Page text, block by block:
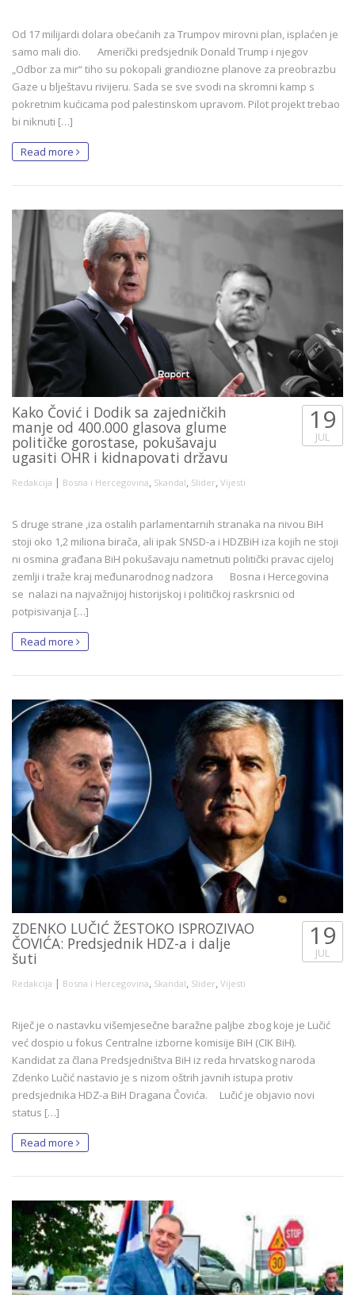
Od 17 milijardi dolara obećanih za Trumpov mirovni plan, isplaćen je
samo mali dio. Američki predsjednik Donald Trump i njegov
„Odbor za mir“ tiho su pokopali grandiozne planove za preobrazbu
Gaze u blještavu rivijeru. Sada se sve svodi na skromni kamp s
pokretnim kućicama pod palestinskom upravom. Pilot projekt trebao
bi niknuti […]
Read more
Kako Čović i Dodik sa zajedničkih
manje od 400.000 glasova glume
političke gorostase, pokušavaju
ugasiti OHR i kidnapovati državu
Redakcija | Bosna i Hercegovina, Skandal, Slider, Vijesti
19
JUL
S druge strane ,iza ostalih parlamentarnih stranaka na nivou BiH
stoji oko 1,2 miliona birača, ali ipak SNSD-a i HDZBiH iza kojih ne stoji
ni osmina građana BiH pokušavaju nametnuti politički pravac cijeloj
zemlji i traže kraj međunarodnog nadzora Bosna i Hercegovina
se nalazi na najvažnijoj historijskoj i političkoj raskrsnici od
potpisivanja […]
Read more
ZDENKO LUČIĆ ŽESTOKO ISPROZIVAO
ČOVIĆA: Predsjednik HDZ-a i dalje
šuti
Redakcija | Bosna i Hercegovina, Skandal, Slider, Vijesti
19
JUL
Riječ je o nastavku višemjesečne baražne paljbe zbog koje je Lučić
već dospio u fokus Centralne izborne komisije BiH (CIK BiH).
Kandidat za člana Predsjedništva BiH iz reda hrvatskog naroda
Zdenko Lučić nastavio je s nizom oštrih javnih istupa protiv
predsjednika HDZ-a BiH Dragana Čovića. Lučić je objavio novi
status […]
Read more